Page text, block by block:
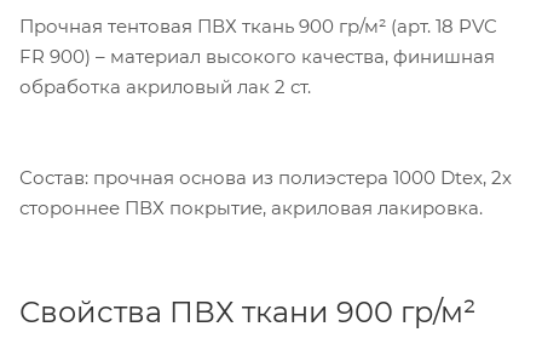
Прочная тентовая ПВХ ткань 900 гр/м² (арт. 18 PVC
FR 900) – материал высокого качества, финишная
обработка акриловый лак 2 ст.
Состав: прочная основа из полиэстера 1000 Dtex, 2х
стороннее ПВХ покрытие, акриловая лакировка.
Свойства ПВХ ткани 900 гр/м²